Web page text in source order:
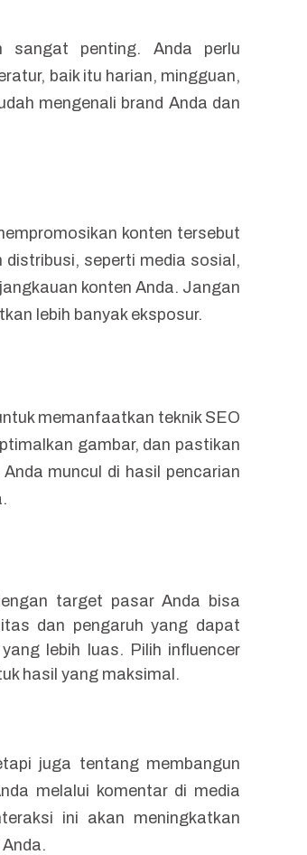
sangat penting. Anda perlu
baik itu harian, mingguan,
mengenali brand Anda dan
konten tersebut
distribusi, seperti media sosial,
konten Anda. Jangan
lebih banyak eksposur.
memanfaatkan teknik SEO
gambar, dan pastikan
muncul di hasil pencarian
target pasar Anda bisa
dan pengaruh yang dapat
lebih luas. Pilih influencer
hasil yang maksimal.
juga tentang membangun
melalui komentar di media
ini akan meningkatkan